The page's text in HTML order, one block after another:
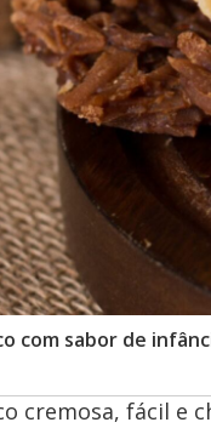
com sabor de
cremosa, fácil e